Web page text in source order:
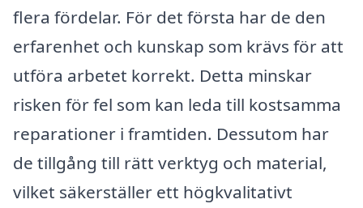
flera fördelar. För det första har de den
erfarenhet och kunskap som krävs för att
utföra arbetet korrekt. Detta minskar
risken för fel som kan leda till kostsamma
reparationer i framtiden. Dessutom har
de tillgång till rätt verktyg och material,
vilket säkerställer ett högkvalitativt